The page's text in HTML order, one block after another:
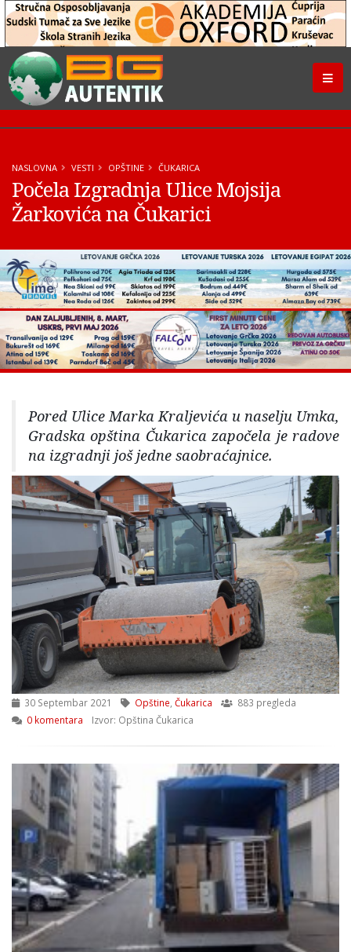
NASLOVNA VESTI OPŠTINE ČUKARICA
Počela Izgradnja Ulice Mojsija
Žarkovića na Čukarici
Pored Ulice Marka Kraljevića u naselju Umka,
Gradska opština Čukarica započela je radove
na izgradnji još jedne saobraćajnice.
30 Septembar 2021 Opštine, Čukarica
883 pregleda
0 komentara
Izvor: Opština Čukarica